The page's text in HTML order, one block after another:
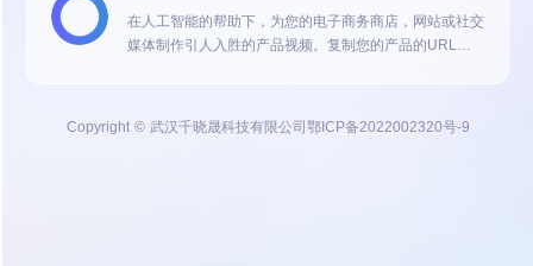
在人工智能的帮助下，为您的电子商务商店，网站或社交
媒体制作引人入胜的产品视频。复制您的产品的URL，
Copyright © 武汉千晓晟科技有限公司 鄂ICP备2022002320号-9